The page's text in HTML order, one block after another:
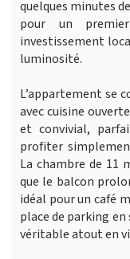
quelques minutes
pour un
investissement
luminosité.
L’appartement se
avec cuisine
et convivial,
profiter
La chambre de 11
que le balcon
idéal pour un café
place de parking
véritable atout en